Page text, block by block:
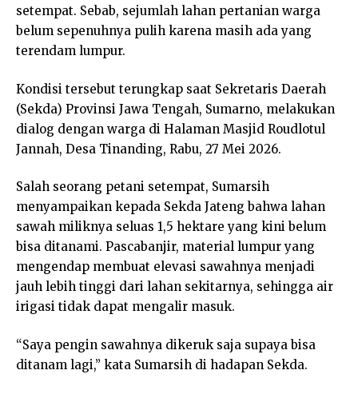
setempat. Sebab, sejumlah lahan pertanian warga
belum sepenuhnya pulih karena masih ada yang
terendam lumpur.
Kondisi tersebut terungkap saat Sekretaris Daerah
(Sekda) Provinsi Jawa Tengah, Sumarno, melakukan
dialog dengan warga di Halaman Masjid Roudlotul
Jannah, Desa Tinanding, Rabu, 27 Mei 2026.
Salah seorang petani setempat, Sumarsih
menyampaikan kepada Sekda Jateng bahwa lahan
sawah miliknya seluas 1,5 hektare yang kini belum
bisa ditanami. Pascabanjir, material lumpur yang
mengendap membuat elevasi sawahnya menjadi
jauh lebih tinggi dari lahan sekitarnya, sehingga air
irigasi tidak dapat mengalir masuk.
“Saya pengin sawahnya dikeruk saja supaya bisa
ditanam lagi,” kata Sumarsih di hadapan Sekda.